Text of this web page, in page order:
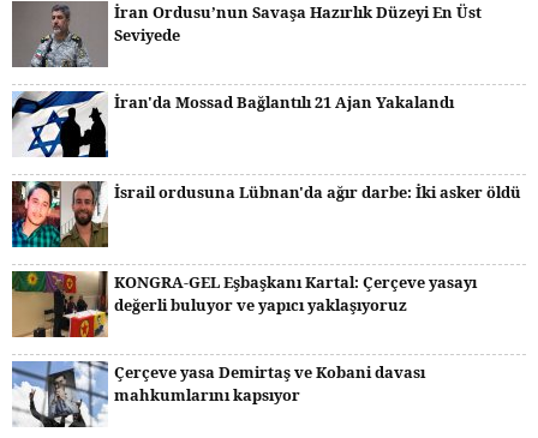
İran Ordusu’nun Savaşa Hazırlık Düzeyi En Üst
Seviyede
İran'da Mossad Bağlantılı 21 Ajan Yakalandı
İsrail ordusuna Lübnan'da ağır darbe: İki asker öldü
KONGRA-GEL Eşbaşkanı Kartal: Çerçeve yasayı
değerli buluyor ve yapıcı yaklaşıyoruz
Çerçeve yasa Demirtaş ve Kobani davası
mahkumlarını kapsıyor